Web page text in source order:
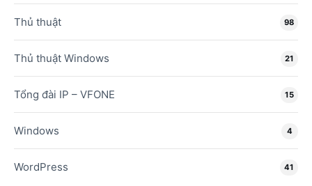
Thủ thuật 98
Thủ thuật Windows 21
Tổng đài IP – VFONE 15
Windows 4
WordPress 41